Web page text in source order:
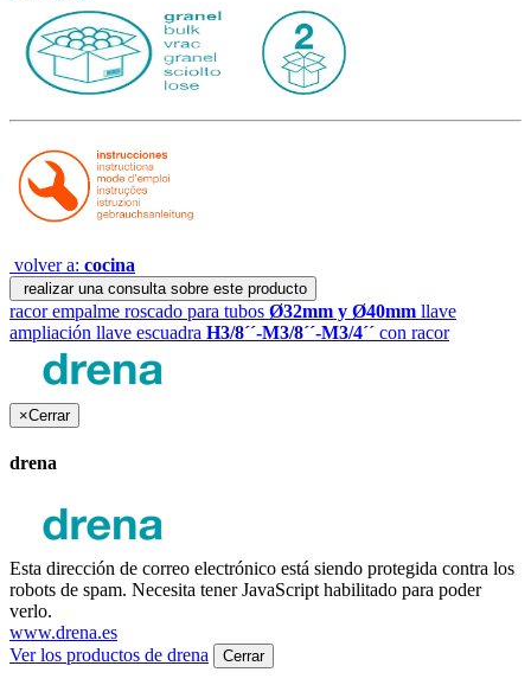
volver a: cocina
realizar una consulta sobre este producto
racor empalme roscado para tubos Ø32mm y Ø40mm llave
ampliación llave escuadra H3/8´´-M3/8´´-M3/4´´ con racor
×Cerrar
drena
Esta dirección de correo electrónico está siendo protegida contra los
robots de spam. Necesita tener JavaScript habilitado para poder
verlo.
www.drena.es
Ver los productos de drena
Cerrar